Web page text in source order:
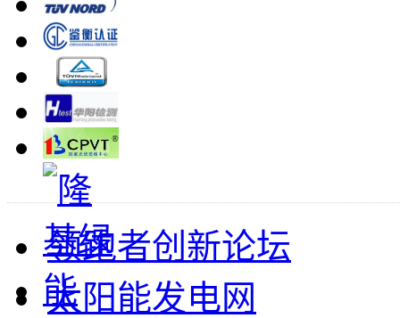
领跑者创新论坛
太阳能发电网